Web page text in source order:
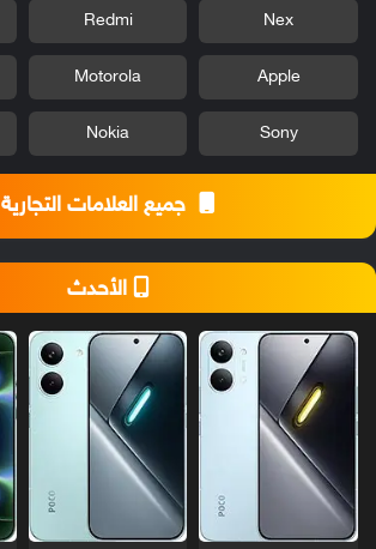
Nex
Redmi
Apple
Motorola
Sony
Nokia
جميع العلامات التجارية
الأحدث